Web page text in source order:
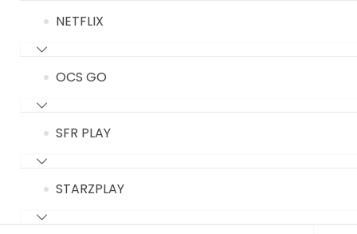
NETFLIX
OCS GO
SFR PLAY
STARZPLAY